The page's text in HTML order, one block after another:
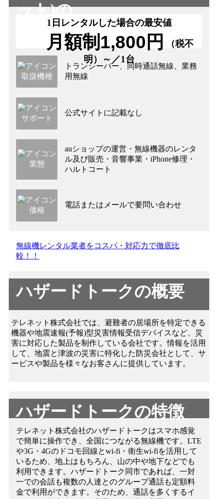
ット)の
レンタル価格
1日レンタルした場合の最安値
月額制1,800円
（税不
明）～／1台
取扱機種
トランシーバー、同時通話無線、業務
用無線
サポート
公式サイトに記載なし
業態
auショップの運営・無線機器のレンタ
ル及び販売・音響事業・iPhone修理・
ハルトコート
価格
電話またはメールで要問い合わせ
無線機レンタル業者をコスパ・対応力で徹底比
較！！
ハザードトークの概要
テレネット株式会社では、避難者の居場所を特定できる
機器や地震速報(予報)型災害情報受信デバイスなど、災
害に対応した製品を制作している会社です。情報を活用
して、地震と津波の災害に特化した防災会社として、サ
ービスや製品を様々なお客さんに提供しています。
ハザードトークの特徴
テレネット株式会社のハザードトークはスマホ感覚
で簡単に操作でき、全国につながる無線機です。LTE
や3G・4Gのドコモ回線とwi-fi・衛生wi-fiを活用して
いるため、地上はもちろん、山の中や地下などでも
利用できます。ハザードトーク同市であれば、一対
一での会話も複数の人達とのグループ通話も定額料
金で利用ができます。そのため、通話を多くするイ